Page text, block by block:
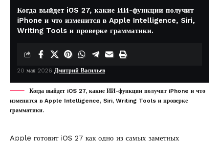
Когда выйдет iOS 27, какие ИИ-функции получит
iPhone и что изменится в Apple Intelligence, Siri,
Writing Tools и проверке грамматики.
20 мая 2026 Дмитрий Васильев
Когда выйдет iOS 27, какие ИИ-функции получит iPhone и что
изменится в Apple Intelligence, Siri, Writing Tools и проверке
грамматики.
Apple готовит iOS 27 как одно из самых заметных